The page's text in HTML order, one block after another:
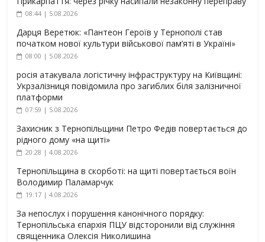
08:44 | 5.08.2026
Дарця Веретюк: «Пантеон Героїв у Тернополі став
початком нової культури військової пам’яті в Україні»
08:00 | 5.08.2026
росія атакувала логістичну інфраструктуру на Київщині:
Укрзалізниця повідомила про загиблих біля залізничної
платформи
07:59 | 5.08.2026
Захисник з Тернопільщини Петро Федів повертається до
рідного дому «на щиті»
20:28 | 4.08.2026
Тернопільщина в скорботі: на щиті повертається воїн
Володимир Паламарчук
19:17 | 4.08.2026
За непослух і порушення канонічного порядку:
Тернопільська єпархія ПЦУ відсторонили від служіння
священника Олексія Николишина